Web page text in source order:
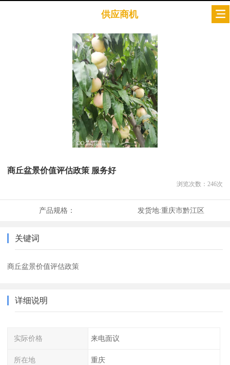
供应商机
商丘盆景价值评估政策 服务好
浏览次数： 246次
产品规格： 发货地:重庆市黔江区
关键词
商丘盆景价值评估政策
详细说明
实际价格 来电面议
所在地 重庆